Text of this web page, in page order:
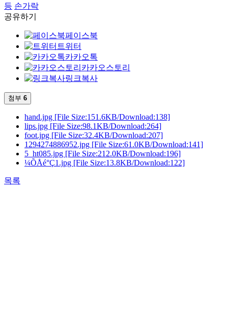
등 손가락
공유하기
페이스북
트위터
카카오톡
카카오스토리
링크복사
첨부 6
hand.jpg [File Size:151.6KB/Download:138]
lips.jpg [File Size:98.1KB/Download:264]
foot.jpg [File Size:32.4KB/Download:207]
1294274886952.jpg [File Size:61.0KB/Download:141]
5_ht085.jpg [File Size:212.0KB/Download:196]
¼ÕÅé°Ç1.jpg [File Size:13.8KB/Download:122]
목록